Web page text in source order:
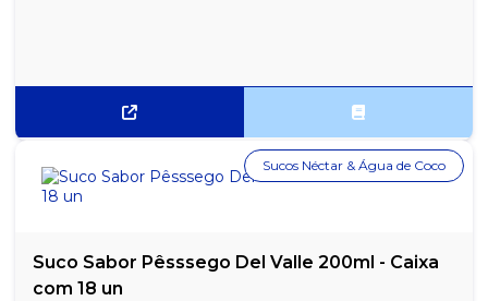
Suco Sabor Pêsssego Del Valle 200ml - Caixa
com 18 un
Sucos Néctar & Água de Coco